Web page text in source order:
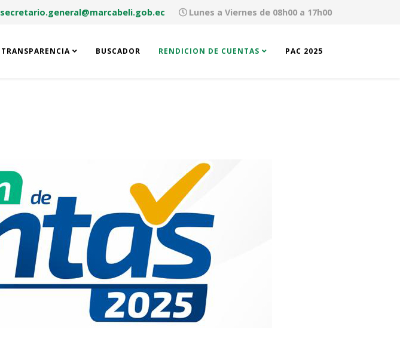
secretario.general@marcabeli.gob.ec Lunes a Viernes de 08h00 a 17h00
TRANSPARENCIA BUSCADOR RENDICION DE CUENTAS PAC 2025